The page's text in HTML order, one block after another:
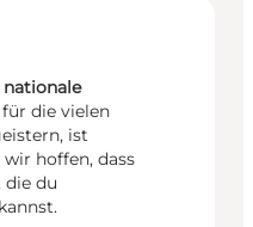
die vielen
ist
hoffen, dass
die du